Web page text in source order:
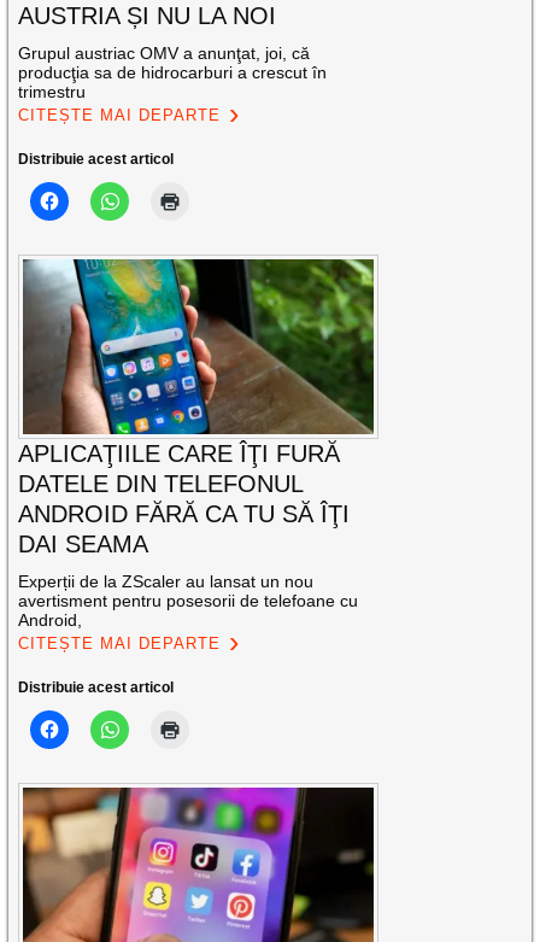
AUSTRIA ȘI NU LA NOI
Grupul austriac OMV a anunţat, joi, că
producţia sa de hidrocarburi a crescut în
trimestru
CITEȘTE MAI DEPARTE
Distribuie acest articol
APLICAŢIILE CARE ÎŢI FURĂ
DATELE DIN TELEFONUL
ANDROID FĂRĂ CA TU SĂ ÎŢI
DAI SEAMA
Experții de la ZScaler au lansat un nou
avertisment pentru posesorii de telefoane cu
Android,
CITEȘTE MAI DEPARTE
Distribuie acest articol